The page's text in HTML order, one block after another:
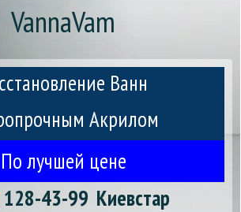
VannaVam
Ванн
Акрилом
По лучшей цене
128-43-99 Киевстар